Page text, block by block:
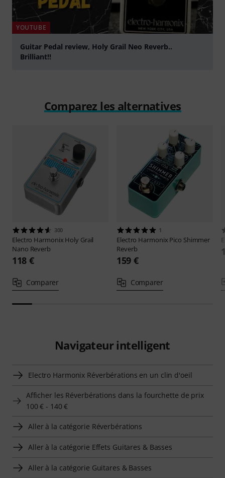
YOUTUBE
Guitar Pedal review, Holy Grail Neo Reverb..
Brilliant!!
Comparez les alternatives
300
Electro Harmonix Holy Grail
Nano Reverb
118 €
Comparer
1
Electro Harmonix Pico Shimmer
Reverb
159 €
Comparer
Navigateur intelligent
Electro Harmonix Réverbérations en un clin d'oeil
Afficher les Réverbérations dans la fourchette de prix
100 € - 140 €
Aller à la catégorie Réverbérations
Aller à la catégorie Effets Guitares & Basses
Aller à la catégorie Guitares & Basses